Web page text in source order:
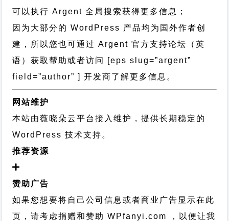
可以执行 Argent 全局搜索获得更多信息；
因为大部分的 WordPress 产品均为国外作者创
建，所以您也可通过Argent 官方支持论坛
（英
语）获取帮助或者访问 [eps slug=”argent”
field=”author” ] 开发商了解更多信息。
网站维护
本站由薇晓朵云平台接入维护，提供长期稳定的
WordPress 技术支持 。
推荐资源
赞助广告
如果您想要将自己公司信息或者商业广告显示在此
页，请考虑捐赠和赞助 WPfanyi.com ，以便让我